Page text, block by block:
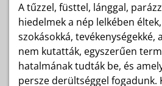
A tűzzel, füsttel, lánggal,
hiedelmek a nép lelkében
szokásokká, tevékenységekké,
nem kutatták, egyszerűen
hatalmának tudták be, és
persze derültséggel fogadunk.